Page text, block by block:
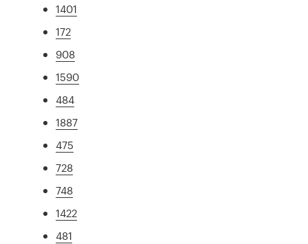
1401
172
908
1590
484
1887
475
728
748
1422
481